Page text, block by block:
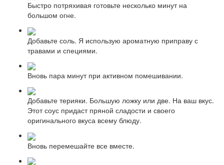
Быстро потряхивая готовьте несколько минут на
большом огне.
Добавьте соль. Я использую ароматную приправу с
травами и специями.
Вновь пара минут при активном помешивании.
Добавьте терияки. Большую ложку или две. На ваш вкус.
Этот соус придаст пряной сладости и своего
оригинального вкуса всему блюду.
Вновь перемешайте все вместе.